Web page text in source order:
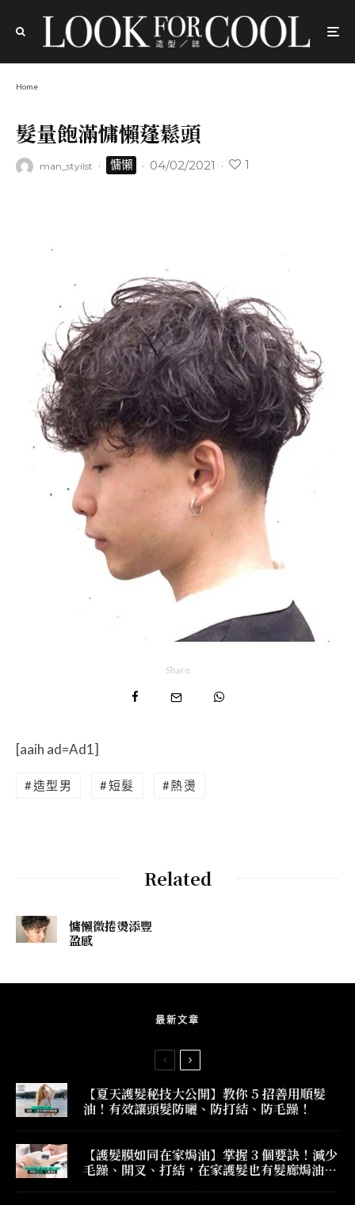
Home
髮量飽滿慵懶蓬鬆頭
man_styilst · 慵懶 · 04/02/2021 · 1
Share
[aaih ad=Ad1]
造型男 短髮 熱燙
Related
慵懶微捲燙添豐
盈感
最新文章
【夏天護髮秘技大公開】教你 5 招善用順髮
油！有效讓頭髮防曬、防打結、防毛躁！
【護髮膜如同在家焗油】掌握 3 個要訣！減少
毛躁、開叉、打結，在家護髮也有髮廊焗油效